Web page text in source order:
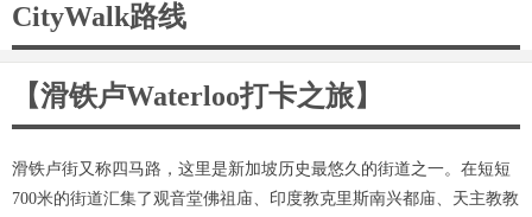
CityWalk路线
【滑铁卢Waterloo打卡之旅】
滑铁卢街又称四马路，这里是新加坡历史最悠久的街道之一。在短短
700米的街道汇集了观音堂佛祖庙、印度教克里斯南兴都庙、天主教教